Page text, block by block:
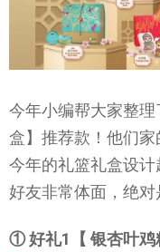
今年小编帮大家整
盒】推荐款！他们
今年的礼篮礼盒设
好友非常体面，绝对
① 好礼1【 银杏叶鸡